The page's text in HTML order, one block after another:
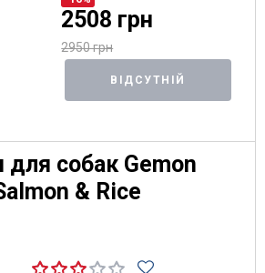
2508 грн
2950 грн
ВІДСУТНІЙ
для собак Gemon
& Rice